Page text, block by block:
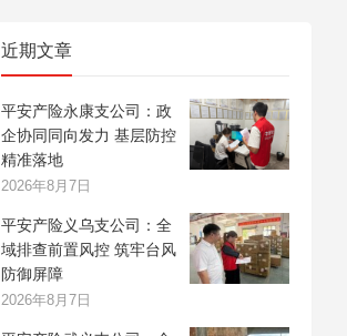
近期文章
平安产险永康支公司：政
企协同同向发力 基层防控
精准落地
2026年8月7日
平安产险义乌支公司：全
域排查前置风控 筑牢台风
防御屏障
2026年8月7日